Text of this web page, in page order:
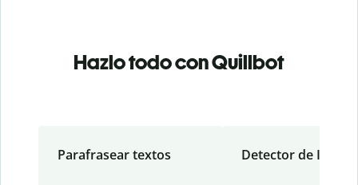
Hazlo todo con Quillbot
Parafrasear textos Detector de IA